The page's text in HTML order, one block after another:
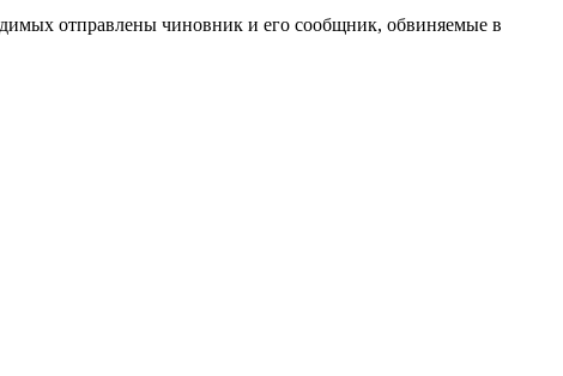
отправлены чиновник и его сообщник, обвиняемые в